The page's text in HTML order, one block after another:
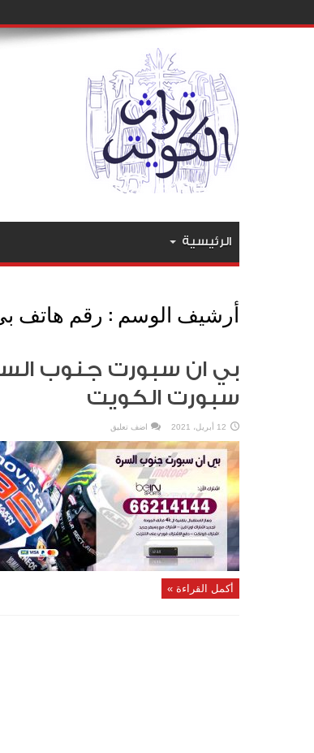
الرئيسية
أرشيف الوسم : رقم هاتف
سبورت الكويت
12 أبريل، 2021 اضف تعليق
أكمل القراءة »